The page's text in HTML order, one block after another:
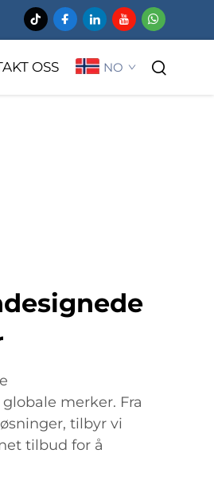
OSS NO
merker. Fra
tilbyr vi
tilbud for å